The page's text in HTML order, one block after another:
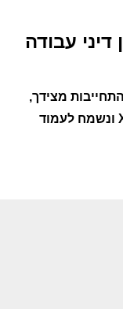
דיני עבודה
מצידך,
ונשמח לעמוד